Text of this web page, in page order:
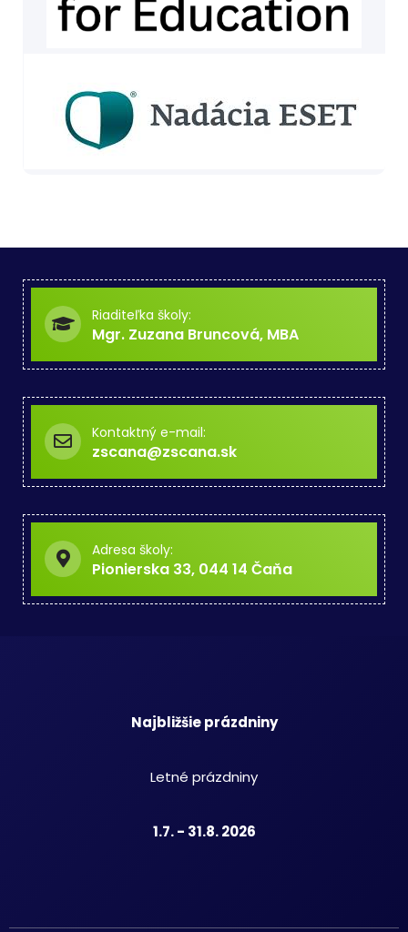
Riaditeľka školy:
Mgr. Zuzana Bruncová, MBA
Kontaktný e-mail:
zscana@zscana.sk
Adresa školy:
Pionierska 33, 044 14 Čaňa
Najbližšie prázdniny
Letné prázdniny
1.7. - 31.8. 2026